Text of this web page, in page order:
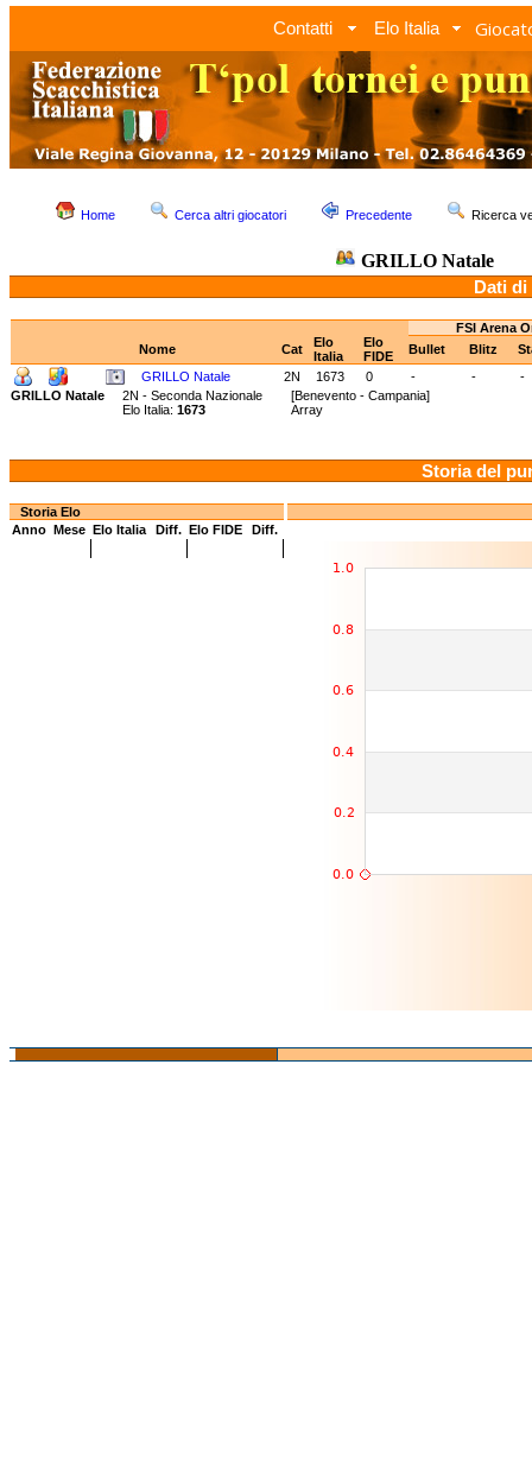
Contatti Elo Italia
Home Cerca altri giocatori Precedente Ricerca
GRILLO Natale
Dati di
FSI Arena
Nome
Cat
Elo
Italia
Elo
FIDE
Bullet Blitz
GRILLO Natale
2N 1673 0 - -
-
GRILLO Natale
2N - Seconda Nazionale [Benevento - Campania]
Elo Italia: 1673 Array
Storia del
Storia Elo
Anno Mese Elo Italia Diff. Elo FIDE Diff.